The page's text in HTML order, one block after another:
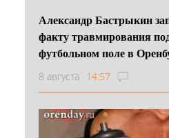
Александр Бастрыкин
факту травмирования
футбольном поле в
8 августа 14:57